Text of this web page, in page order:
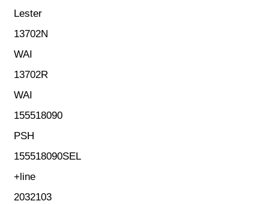
Lester
13702N
WAI
13702R
WAI
155518090
PSH
155518090SEL
+line
2032103